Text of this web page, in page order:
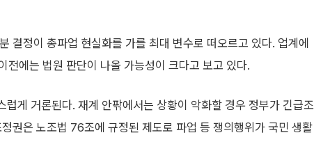
결정이 총파업 현실화를 가를 최대 변수로 떠오르고 있다. 업계에
에는 법원 판단이 나올 가능성이 크다고 보고 있다.
게 거론된다. 재계 안팎에서는 상황이 악화할 경우 정부가 긴급조
권은 노조법 76조에 규정된 제도로 파업 등 쟁의행위가 국민 생활